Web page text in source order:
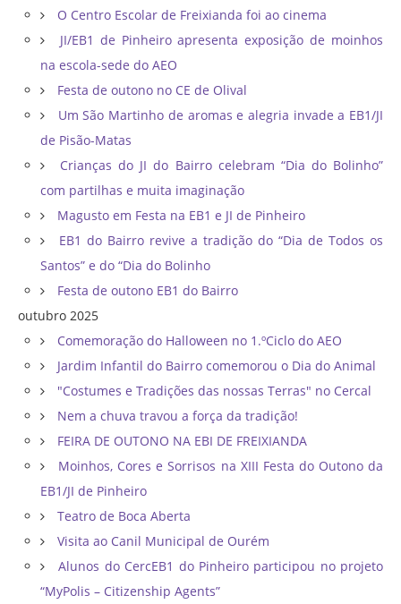
O Centro Escolar de Freixianda foi ao cinema
JI/EB1 de Pinheiro apresenta exposição de moinhos
na escola-sede do AEO
Festa de outono no CE de Olival
Um São Martinho de aromas e alegria invade a EB1/JI
de Pisão-Matas
Crianças do JI do Bairro celebram “Dia do Bolinho”
com partilhas e muita imaginação
Magusto em Festa na EB1 e JI de Pinheiro
EB1 do Bairro revive a tradição do “Dia de Todos os
Santos” e do “Dia do Bolinho
Festa de outono EB1 do Bairro
outubro 2025
Comemoração do Halloween no 1.ºCiclo do AEO
Jardim Infantil do Bairro comemorou o Dia do Animal
"Costumes e Tradições das nossas Terras" no Cercal
Nem a chuva travou a força da tradição!
FEIRA DE OUTONO NA EBI DE FREIXIANDA
Moinhos, Cores e Sorrisos na XIII Festa do Outono da
EB1/JI de Pinheiro
Teatro de Boca Aberta
Visita ao Canil Municipal de Ourém
Alunos do CercEB1 do Pinheiro participou no projeto
“MyPolis – Citizenship Agents”